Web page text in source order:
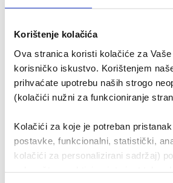
Korištenje kolačića
Ova stranica koristi kolačiće za
korisničko iskustvo. Korištenjem
prihvaćate upotrebu naših strogo
(kolačići nužni za funkcioniranje
Kolačići za koje je potreban
postavke, funkcionalni, statistički,
kolačići za personalizirani sadržaj)
prijem, čak i kada ste u